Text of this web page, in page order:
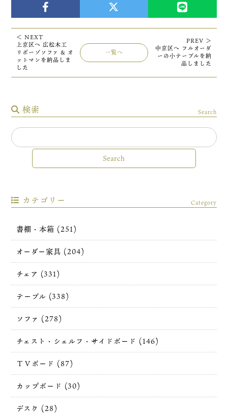
＜ NEXT
上京区へ 広松木工
リポーゾソファ & オ
ットマンを納品しま
した
一覧へ
PREV ＞
中京区へ フルオーダ
ーの小テーブルを納
品しました
検索 Search
カテゴリー Category
書棚・本箱 (251)
オーダー家具 (204)
チェア (331)
テーブル (338)
ソファ (278)
チェスト・シェルフ・サイドボード (146)
ＴＶボード (87)
カップボード (30)
デスク (28)